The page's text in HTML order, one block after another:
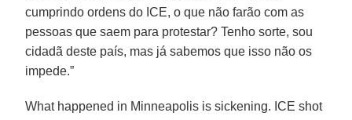
cumprindo ordens do ICE, o que não farão com as
pessoas que saem para protestar? Tenho sorte, sou
cidadã deste país, mas já sabemos que isso não os
impede.”
What happened in Minneapolis is sickening. ICE shot